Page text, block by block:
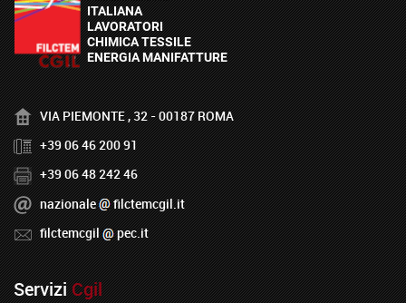
VIA PIEMONTE , 32 - 00187 ROMA
+39 06 46 200 91
+39 06 48 242 46
nazionale
filctemcgil.it
filctemcgil
pec.it
ServiziCgil